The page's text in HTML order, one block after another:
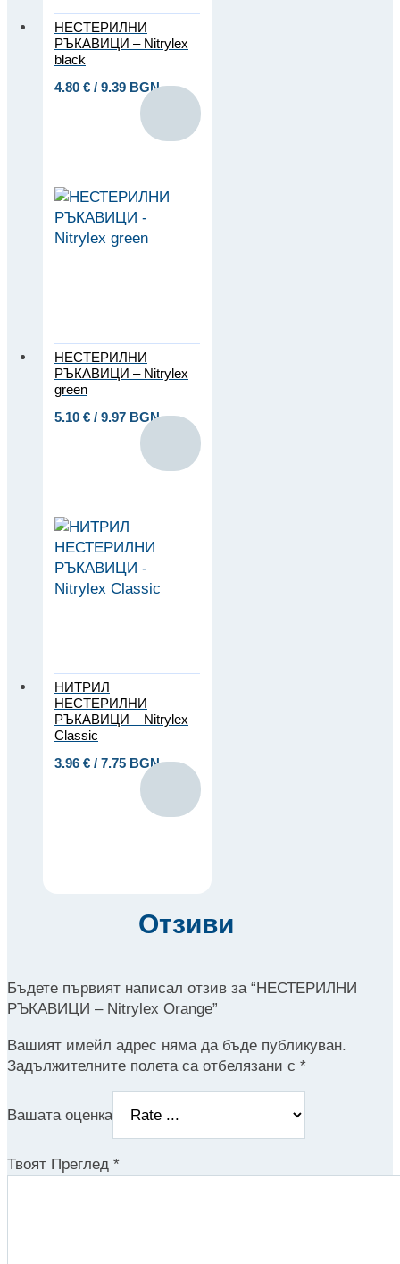
НЕСТЕРИЛНИ
РЪКАВИЦИ – Nitrylex
black
4.80 € / 9.39 BGN
НЕСТЕРИЛНИ
РЪКАВИЦИ – Nitrylex
green
5.10 € / 9.97 BGN
НИТРИЛ
НЕСТЕРИЛНИ
РЪКАВИЦИ – Nitrylex
Classic
3.96 € / 7.75 BGN
Отзиви
Бъдете първият написал отзив за “НЕСТЕРИЛНИ
РЪКАВИЦИ – Nitrylex Orange”
Вашият имейл адрес няма да бъде публикуван.
Задължителните полета са отбелязани с *
Вашата оценка
Твоят Преглед *